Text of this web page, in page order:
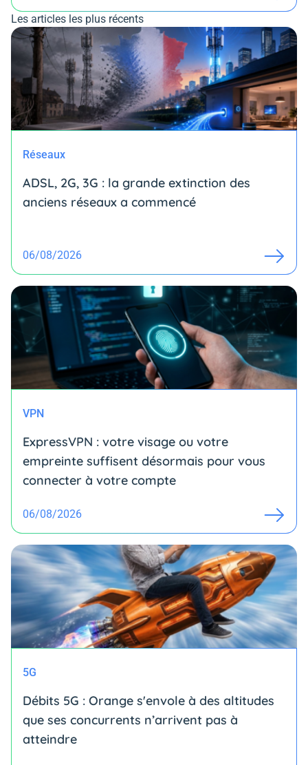
Les articles les plus récents
Réseaux
ADSL, 2G, 3G : la grande extinction des
anciens réseaux a commencé
06/08/2026
VPN
ExpressVPN : votre visage ou votre
empreinte suffisent désormais pour vous
connecter à votre compte
06/08/2026
5G
Débits 5G : Orange s'envole à des altitudes
que ses concurrents n’arrivent pas à
atteindre